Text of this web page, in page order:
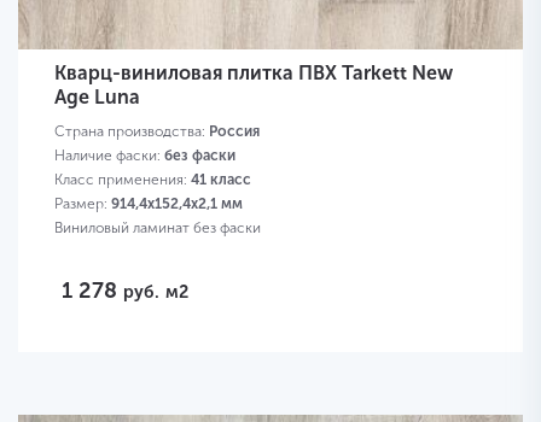
Кварц-виниловая плитка ПВХ Tarkett New
Age Luna
Страна производства: Россия
Наличие фаски: без фаски
Класс применения: 41 класс
Размер: 914,4х152,4х2,1 мм
Виниловый ламинат без фаски
1 278 руб. м2